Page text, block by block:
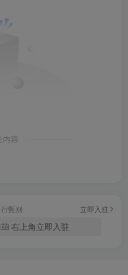
内容
甄别 立即入驻
右上角立即入驻